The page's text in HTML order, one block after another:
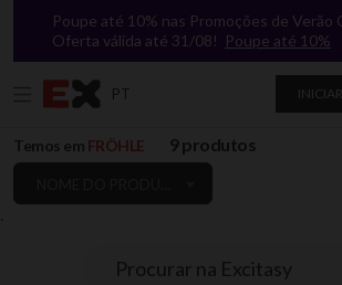
`
Poupe até 10% nas Promoções de Verão
Oferta válida até 31/08! Poupe até 10%
PT
Procurar na Excitasy
Temos em FRÖHLE 9 produtos